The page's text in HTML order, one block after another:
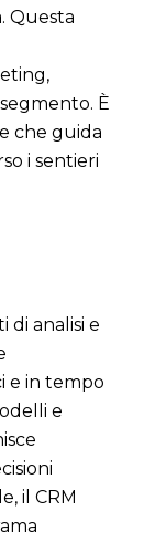
Questa
È
che guida
i sentieri
di analisi e
e in tempo
e
il CRM